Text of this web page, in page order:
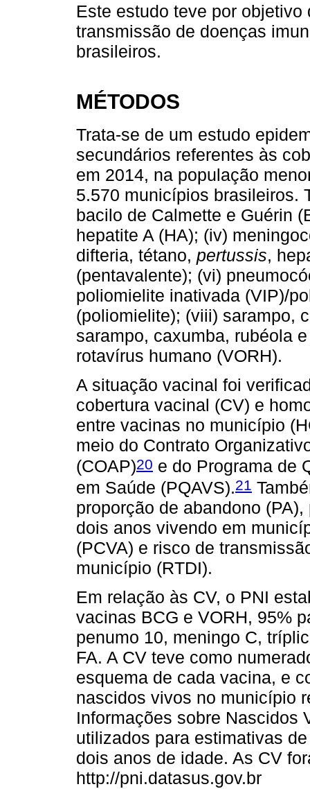
Este estudo teve por
transmissão de doenças
brasileiros.
MÉTODOS
Trata-se de um estudo
secundários referentes às
em 2014, na população
5.570 municípios brasileiros.
bacilo de Calmette e Guérin
hepatite A (HA); (iv)
difteria, tétano, pertussis,
(pentavalente); (vi)
poliomielite inativada (VIP)/
(poliomielite); (viii) sarampo,
sarampo, caxumba, rubéola
rotavírus humano (VORH).
A situação vacinal foi
cobertura vacinal (CV) e
entre vacinas no município
meio do Contrato
(COAP)20 e do Programa de
em Saúde (PQAVS).21
proporção de abandono
dois anos vivendo em
(PCVA) e risco de
município (RTDI).
Em relação às CV, o PNI
vacinas BCG e VORH, 95%
penumo 10, meningo C,
FA. A CV teve como
esquema de cada vacina, e
nascidos vivos no município
Informações sobre Nascidos
utilizados para estimativas
dois anos de idade. As CV
http://pni.datasus.gov.br